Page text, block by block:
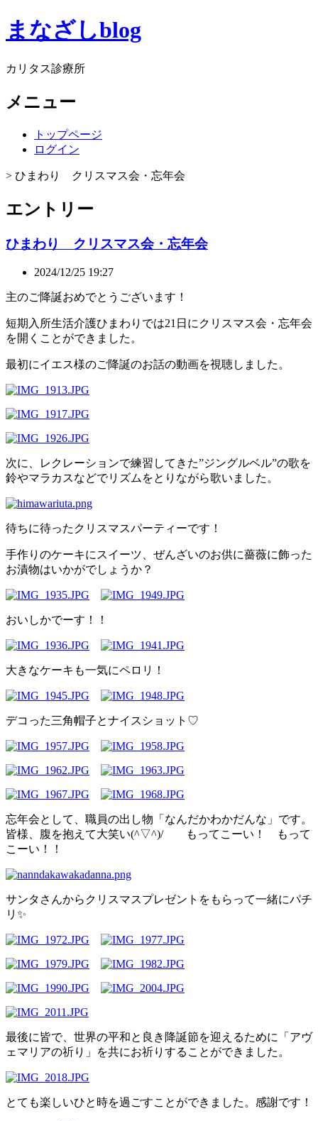
まなざしblog
カリタス診療所
メニュー
トップページ
ログイン
> ひまわり クリスマス会・忘年会
エントリー
ひまわり クリスマス会・忘年会
2024/12/25 19:27
主のご降誕おめでとうございます！
短期入所生活介護ひまわりでは21日にクリスマス会・忘年会
を開くことができました。
最初にイエス様のご降誕のお話の動画を視聴しました。
次に、レクレーションで練習してきた”ジングルベル”の歌を
鈴やマラカスなどでリズムをとりながら歌いました。
待ちに待ったクリスマスパーティーです！
手作りのケーキにスイーツ、ぜんざいのお供に薔薇に飾った
お漬物はいかがでしょうか？
おいしかでーす！！
大きなケーキも一気にペロリ！
デコった三角帽子とナイスショット♡
忘年会として、職員の出し物「なんだかわかだんな」です。
皆様、腹を抱えて大笑い(^▽^)/ もってこーい！ もって
こーい！！
サンタさんからクリスマスプレゼントをもらって一緒にパチ
リ✨
最後に皆で、世界の平和と良き降誕節を迎えるために「アヴ
ェマリアの祈り」を共にお祈りすることができました。
とても楽しいひと時を過ごすことができました。感謝です！